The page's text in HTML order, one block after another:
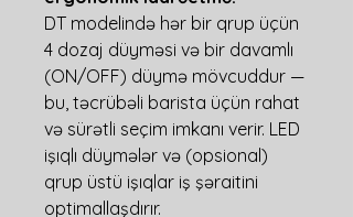
DT modelində hər bir qrup üçün
4 dozaj düyməsi və bir davamlı
(ON/OFF) düymə mövcuddur —
bu, təcrübəli barista üçün rahat
və sürətli seçim imkanı verir. LED
işıqlı düymələr və (opsional)
qrup üstü işıqlar iş şəraitini
optimallaşdırır.